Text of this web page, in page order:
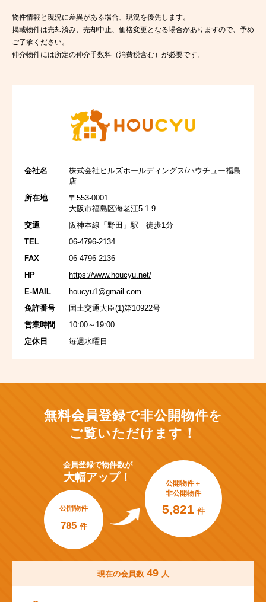
物件情報と現況に差異がある場合、現況を優先します。
掲載物件は売却済み、売却中止、価格変更となる場合がありますので、予め
ご了承ください。
仲介物件には所定の仲介手数料（消費税含む）が必要です。
会社名
株式会社ヒルズホールディングス/ハウチュー福島
店
所在地
〒553-0001
大阪市福島区海老江5-1-9
交通
阪神本線「野田」駅 徒歩1分
TEL
06-4796-2134
FAX
06-4796-2136
HP
https://www.houcyu.net/
E-MAIL
houcyu1@gmail.com
免許番号
国土交通大臣(1)第10922号
営業時間
10:00～19:00
定休日
毎週水曜日
無料会員登録で非公開物件を
ご覧いただけます！
会員登録で物件数が
大幅アップ！
公開物件
785 件
公開物件＋
非公開物件
5,821 件
現在の会員数 49 人